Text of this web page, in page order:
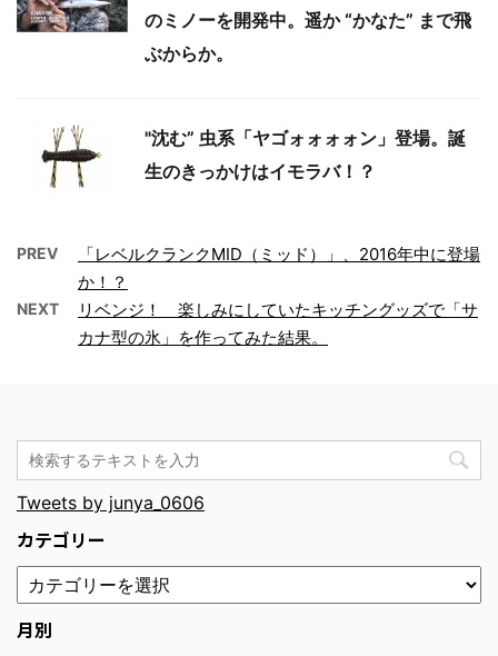
のミノーを開発中。遥か “かなた” まで飛
ぶからか。
"沈む” 虫系「ヤゴォォォォン」登場。誕
生のきっかけはイモラバ！？
PREV
「レベルクランクMID（ミッド）」、2016年中に登場
か！？
NEXT
リベンジ！ 楽しみにしていたキッチングッズで「サ
カナ型の氷」を作ってみた結果。
Tweets by junya_0606
カテゴリー
月別